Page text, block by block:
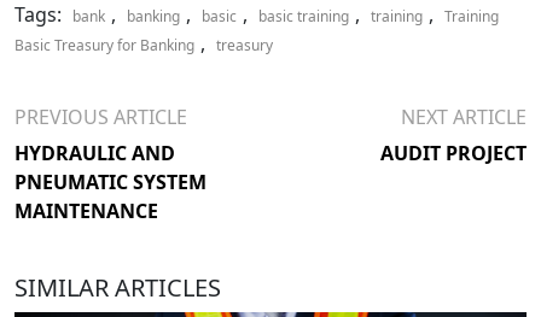
Tags: bank , banking , basic , basic training , training , Training
Basic Treasury for Banking , treasury
PREVIOUS ARTICLE
HYDRAULIC AND
PNEUMATIC SYSTEM
MAINTENANCE
NEXT ARTICLE
AUDIT PROJECT
SIMILAR ARTICLES